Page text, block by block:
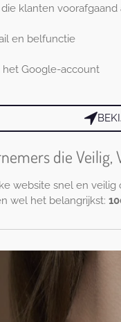
klanten
en belfunctie
Google-account
die
website snel en
wel het belangrijkst: